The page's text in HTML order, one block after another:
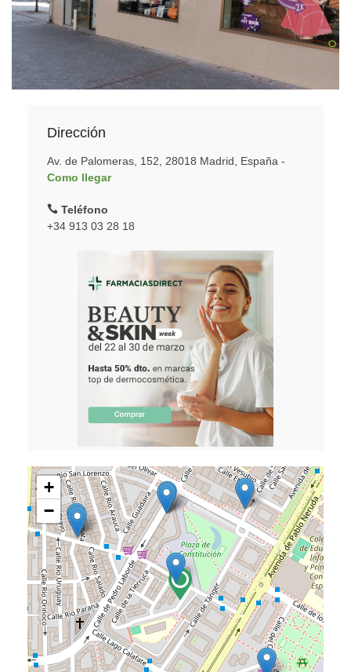
Dirección
Av. de Palomeras, 152, 28018 Madrid, España -
Como llegar
Teléfono
+34 913 03 28 18
+
−